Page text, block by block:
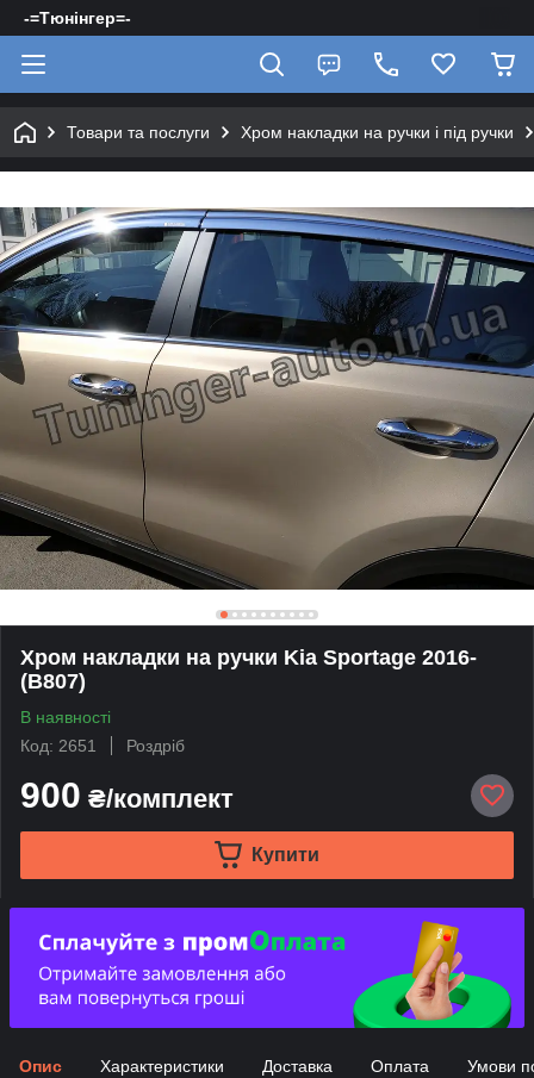
-=Тюнінгер=-
Товари та послуги Хром накладки на ручки і під ручки
Хром накладки на ручки Kia Sportage 2016-
(B807)
В наявності
Код: 2651
Роздріб
900 ₴/комплект
Купити
Опис Характеристики Доставка Оплата Умови